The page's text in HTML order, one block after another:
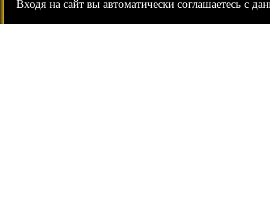
Входя на сайт вы автоматически соглашаетесь с